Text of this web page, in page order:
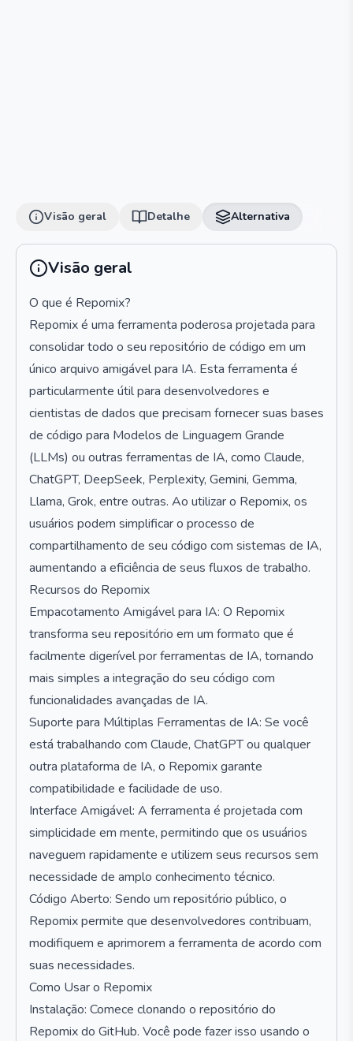
Visão geral Detalhe Alternativa
Visão geral
O que é Repomix?
Repomix é uma ferramenta poderosa projetada para
consolidar todo o seu repositório de código em um
único arquivo amigável para IA. Esta ferramenta é
particularmente útil para desenvolvedores e
cientistas de dados que precisam fornecer suas bases
de código para Modelos de Linguagem Grande
(LLMs) ou outras ferramentas de IA, como Claude,
ChatGPT, DeepSeek, Perplexity, Gemini, Gemma,
Llama, Grok, entre outras. Ao utilizar o Repomix, os
usuários podem simplificar o processo de
compartilhamento de seu código com sistemas de IA,
aumentando a eficiência de seus fluxos de trabalho.
Recursos do Repomix
Empacotamento Amigável para IA: O Repomix
transforma seu repositório em um formato que é
facilmente digerível por ferramentas de IA, tornando
mais simples a integração do seu código com
funcionalidades avançadas de IA.
Suporte para Múltiplas Ferramentas de IA: Se você
está trabalhando com Claude, ChatGPT ou qualquer
outra plataforma de IA, o Repomix garante
compatibilidade e facilidade de uso.
Interface Amigável: A ferramenta é projetada com
simplicidade em mente, permitindo que os usuários
naveguem rapidamente e utilizem seus recursos sem
necessidade de amplo conhecimento técnico.
Código Aberto: Sendo um repositório público, o
Repomix permite que desenvolvedores contribuam,
modifiquem e aprimorem a ferramenta de acordo com
suas necessidades.
Como Usar o Repomix
Instalação: Comece clonando o repositório do
Repomix do GitHub. Você pode fazer isso usando o